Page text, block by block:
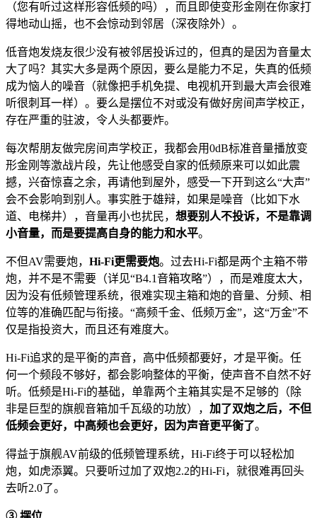
（您有听过这样形容低频的吗），而且即使变形金刚在你家打
得地动山摇，也不会惊动到邻居（深夜除外）。
低音炮发烧友很少没有被邻居投诉过的，但真的是因为音量太
大了吗？其实大多是两个原因，要么是能力不足，失真的低频
成为恼人的噪音（就像把手机免提、电视机开到最大声会很难
听很刺耳一样）。要么是摆位不对或没有做好房间声学校正，
存在严重的驻波，令人头都要炸。
每次帮朋友做完房间声学校正，我都会用0dB标准音量播放变
形金刚等激战片段，先让他感受自家的低频原来可以如此震
撼，兴奋惊喜之余，再请他到屋外，感受一下开到这么“大声”
会不会影响到别人。事实胜于雄辩，如果是噪音（比如下水
道、电梯井），音量再小也扰民， 想要别人不投诉，不是靠调
小音量，而是要提高自身的能力和水平。
不但AV需要炮， Hi-Fi更需要炮。过去Hi-Fi都是两个主箱不带
炮，并不是不需要（详见“B4.1音箱攻略”），而是难度太大，
因为没有低频管理系统，很难实现主箱和炮的音量、分频、相
位等的准确匹配与衔接。“高频千金、低频万金”，这“万金”不
仅是指投资大，而且还有难度大。
Hi-Fi追求的是平衡的声音，高中低频都要好，才是平衡。任
何一个频段不够好，都会影响整体的平衡，使声音不自然不好
听。低频是Hi-Fi的基础，单靠两个主箱其实是不足够的（除
非是巨型的旗舰音箱加千瓦级的功放）， 加了双炮之后，不但
低频会更好，中高频也会更好，因为声音更平衡了。
得益于旗舰AV前级的低频管理系统，Hi-Fi终于可以轻松加
炮，如虎添翼。只要听过加了双炮2.2的Hi-Fi，就很难再回头
去听2.0了。